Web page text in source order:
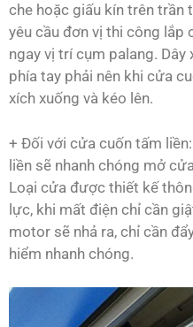
che hoặc giấu kín trên trần
yêu cầu đơn vị thi công lắp
ngay vị trí cụm palang.
phía tay phải nên khi cửa
xích xuống và kéo lên.
+ Đối với cửa cuốn tấm
liền sẽ nhanh chóng mở
Loại cửa được thiết kế
lực, khi mất điện chỉ cần
motor sẽ nhả ra, chỉ cần
hiểm nhanh chóng.